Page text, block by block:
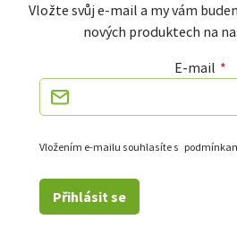
Vložte svůj e-mail a my vám
nových produktech na
E-mail
Vložením e-mailu souhlasíte s
Přihlásit se